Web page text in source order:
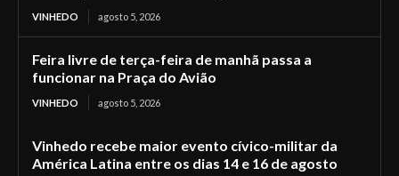
VINHEDO agosto 5, 2026
Feira livre de terça-feira de manhã passa a
funcionar na Praça do Avião
VINHEDO agosto 5, 2026
Vinhedo recebe maior evento cívico-militar da
América Latina entre os dias 14 e 16 de agosto